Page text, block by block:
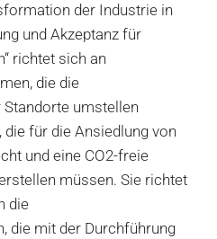
der Industrie in
und Akzeptanz für
richtet sich an
die die
umstellen
für die Ansiedlung von
und eine CO2-freie
müssen. Sie richtet
die
die mit der Durchführung